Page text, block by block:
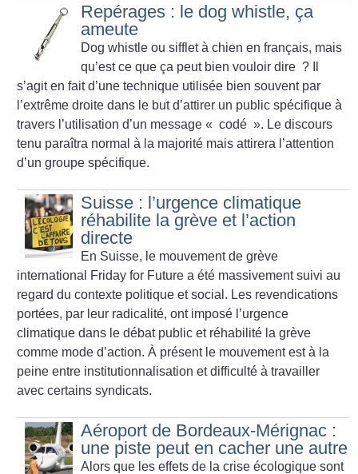
Repérages : le dog whistle, ça
ameute
Dog whistle ou sifflet à chien en français, mais
qu’est ce que ça peut bien vouloir dire ? Il
s’agit en fait d’une technique utilisée bien souvent par
l’extrême droite dans le but d’attirer un public spécifique à
travers l’utilisation d’un message « codé ». Le discours
tenu paraîtra normal à la majorité mais attirera l’attention
d’un groupe spécifique.
Suisse : l’urgence climatique
réhabilite la grève et l’action
directe
En Suisse, le mouvement de grève
international Friday for Future a été massivement suivi au
regard du contexte politique et social. Les revendications
portées, par leur radicalité, ont imposé l’urgence
climatique dans le débat public et réhabilité la grève
comme mode d’action. À présent le mouvement est à la
peine entre institutionnalisation et difficulté à travailler
avec certains syndicats.
Aéroport de Bordeaux-Mérignac :
une piste peut en cacher une autre
Alors que les effets de la crise écologique sont